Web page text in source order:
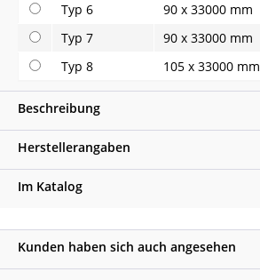
Typ 6
90 x 33000 mm
Typ 7
90 x 33000 mm
Typ 8
105 x 33000 mm
Beschreibung
Herstellerangaben
Im Katalog
Kunden haben sich auch angesehen